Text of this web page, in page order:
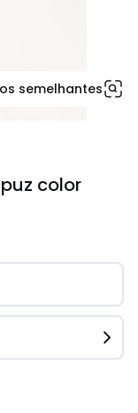
semelhantes
color